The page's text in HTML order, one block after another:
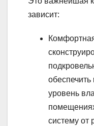
зависит:
уровень
систему от